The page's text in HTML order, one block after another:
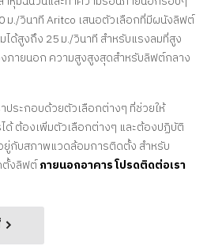
ม./วินาที Aritco เสนอตัวเลือกที่มีผนังลิฟต์
ด้สูงถึง 25 ม./วินาที สําหรับแรงลมที่สูง
ายนอก ความสูงสูงสุดสําหรับลิฟต์กลาง
ระกอบด้วยตัวเลือกต่างๆ ที่ช่วยให้
ต้องเพิ่มตัวเลือกต่างๆ และต้องปฏิบัติ
ยู่กับสภาพแวดล้อมการติดตั้ง สําหรับ
ตั้งลิฟต์ภายนอกอาคาร โปรดติดต่อเรา